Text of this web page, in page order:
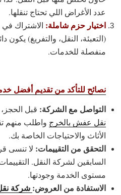
عدد الأغراض اللي تحتاج تنقلها.
اختيار حزم شاملة: الاشتراك
(التعبئة، النقل، والتفريغ)
منفصلة للخدمات.
نصائح للتأكد من تقديم أفضل
التواصل مع الشركة: قبل
نقل عفش بالخرج واطلب منهم
الأثاث والاحتياجات الخاصة بك.
التحقق من التقييمات: لا تنسى
السابقين لشركة النقل.
مستوى الخدمة وجودتها.
الاستفادة من العروض: شركة